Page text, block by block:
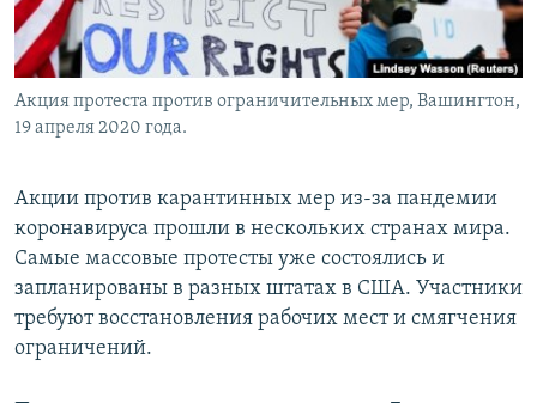
Акция протеста против ограничительных мер, Вашингтон,
19 апреля 2020 года.
Акции против карантинных мер из-за пандемии
коронавируса прошли в нескольких странах мира.
Самые массовые протесты уже состоялись и
запланированы в разных штатах в США. Участники
требуют восстановления рабочих мест и смягчения
ограничений.